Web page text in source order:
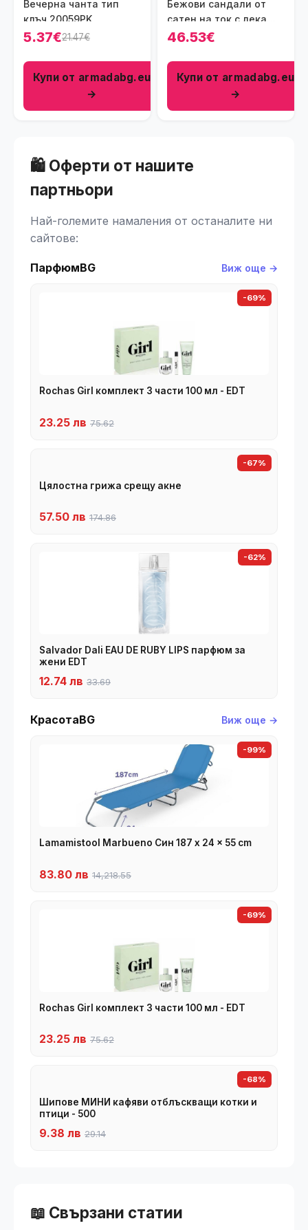
Вечерна чанта тип
клъч 20059PK
5.37€21.47€
Купи от armadabg.eu
→
Бежови сандали от
сатен на ток с лека
платформа
46.53€
Купи от armadabg.eu
→
🛍️ Оферти от нашите
партньори
Най-големите намаления от останалите ни
сайтове:
ПарфюмBG Виж още →
-69%
Rochas Girl комплект 3 части 100 мл - EDT
23.25 лв 75.62
-67%
Цялостна грижа срещу акне
57.50 лв 174.86
-62%
Salvador Dali EAU DE RUBY LIPS парфюм за
жени EDT
12.74 лв 33.69
КрасотаBG Виж още →
-99%
Lamamistool Marbueno Син 187 x 24 x 55 cm
83.80 лв 14,218.55
-69%
Rochas Girl комплект 3 части 100 мл - EDT
23.25 лв 75.62
-68%
Шипове МИНИ кафяви отблъскващи котки и
птици - 500
9.38 лв 29.14
📖 Свързани статии